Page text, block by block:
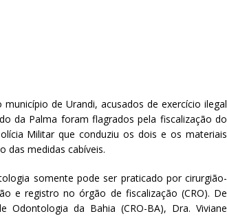
de Urandi, acusados de exercício ilegal
da Palma foram flagrados pela fiscalização do
Militar que conduziu os dois e os materiais
das medidas cabíveis.
somente pode ser praticado por cirurgião-
e registro no órgão de fiscalização (CRO). De
da Bahia (CRO-BA), Dra. Viviane